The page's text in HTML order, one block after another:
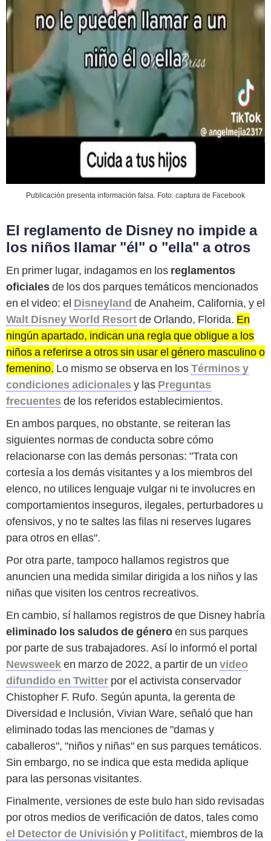
Publicación presenta información falsa. Foto: captura de Facebook
El reglamento de Disney no impide a
los niños llamar "él" o "ella" a otros
En primer lugar, indagamos en los reglamentos
oficialesde los dos parques temáticos mencionados
en el video: el Disneyland de Anaheim, California, y el
Walt Disney World Resortde Orlando, Florida. En
ningún apartado, indican una regla que obligue a los
niños a referirse a otros sin usar el género masculino o
femenino. Lo mismo se observa en losTérminos y
condiciones adicionales y las Preguntas
frecuentes de los referidos establecimientos.
En ambos parques, no obstante, se reiteran las
siguientes normas de conducta sobre cómo
relacionarse con las demás personas: "Trata con
cortesía a los demás visitantes y a los miembros del
elenco, no utilices lenguaje vulgar ni te involucres en
comportamientos inseguros, ilegales, perturbadores u
ofensivos, y no te saltes las filas ni reserves lugares
para otros en ellas".
Por otra parte, tampoco hallamos registros que
anuncien una medida similar dirigida a los niños y las
niñas que visiten los centros recreativos.
En cambio, sí hallamos registros de que Disney habría
eliminado los saludos de géneroen sus parques
por parte de sus trabajadores. Así lo informó el portal
Newsweeken marzo de 2022, a partir de un video
difundido en Twitter por el activista conservador
Chistopher F. Rufo. Según apunta, la gerenta de
Diversidad e Inclusión, Vivian Ware, señaló que han
eliminado todas las menciones de "damas y
caballeros", "niños y niñas" en sus parques temáticos.
Sin embargo, no se indica que esta medida aplique
para las personas visitantes.
Finalmente, versiones de este bulo han sido revisadas
por otros medios de verificación de datos, tales como
el Detector de Univisión y Politifact, miembros de la